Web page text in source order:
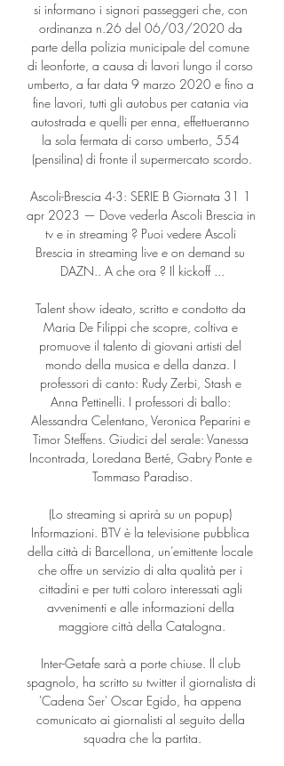
si informano i signori passeggeri che, con
ordinanza n.26 del 06/03/2020 da
parte della polizia municipale del comune
di leonforte, a causa di lavori lungo il corso
umberto, a far data 9 marzo 2020 e fino a
fine lavori, tutti gli autobus per catania via
autostrada e quelli per enna, effettueranno
la sola fermata di corso umberto, 554
(pensilina) di fronte il supermercato scordo.
Ascoli-Brescia 4-3: SERIE B Giornata 31 1
apr 2023 — Dove vederla Ascoli Brescia in
tv e in streaming ? Puoi vedere Ascoli
Brescia in streaming live e on demand su
DAZN.. A che ora ? Il kickoff ...
Talent show ideato, scritto e condotto da
Maria De Filippi che scopre, coltiva e
promuove il talento di giovani artisti del
mondo della musica e della danza. I
professori di canto: Rudy Zerbi, Stash e
Anna Pettinelli. I professori di ballo:
Alessandra Celentano, Veronica Peparini e
Timor Steffens. Giudici del serale: Vanessa
Incontrada, Loredana Berté, Gabry Ponte e
Tommaso Paradiso.
(Lo streaming si aprirà su un popup)
Informazioni. BTV è la televisione pubblica
della città di Barcellona, un’emittente locale
che offre un servizio di alta qualità per i
cittadini e per tutti coloro interessati agli
avvenimenti e alle informazioni della
maggiore città della Catalogna.
Inter-Getafe sarà a porte chiuse. Il club
spagnolo, ha scritto su twitter il giornalista di
'Cadena Ser' Oscar Egido, ha appena
comunicato ai giornalisti al seguito della
squadra che la partita.